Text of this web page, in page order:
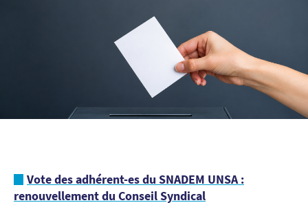
Vote des adhérent-es du SNADEM UNSA :
renouvellement du Conseil Syndical